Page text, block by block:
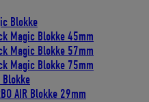
Blokke
Magic Blokke 45mm
Magic Blokke 57mm
Magic Blokke 75mm
Blokke
AIR Blokke 29mm